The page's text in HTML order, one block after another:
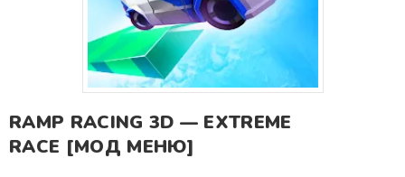
RAMP RACING 3D — EXTREME
RACE [МОД МЕНЮ]